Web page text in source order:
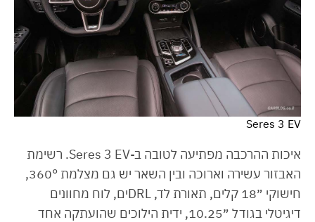
Seres 3 EV
איכות ההרכבה מפתיעה לטובה ב-Seres 3 EV. רשימת
האבזור עשירה וארוכה ובין השאר יש גם מצלמת 360°,
חישוקי ״18 קלים, תאורת לד, DRLים, לוח מחוונים
דיגיטלי בגודל ״10.25, ידית הילוכים שהועתקה אחד